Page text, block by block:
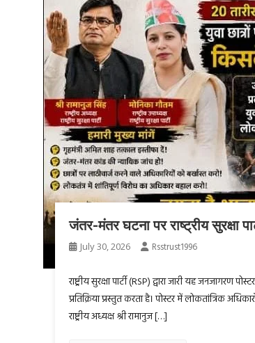
जंतर-मंतर घटना पर राष्ट्रीय सुरक्षा
July 30, 2026 Rsstrust1996
राष्ट्रीय सुरक्षा पार्टी (RSP) द्वारा जारी यह
प्रतिक्रिया प्रस्तुत करता है। पोस्टर में लोकतांत्रिक
राष्ट्रीय अध्यक्ष श्री रामानुज […]